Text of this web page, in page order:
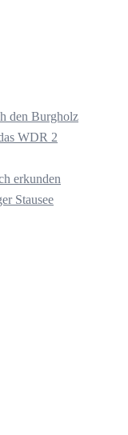
den Burgholz
WDR 2
erkunden
Stausee